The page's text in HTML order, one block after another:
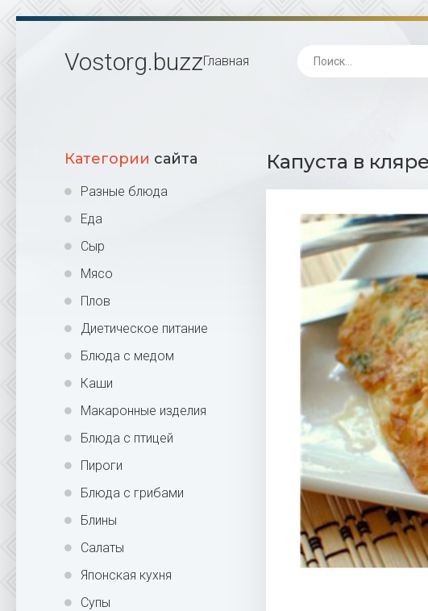
Vostorg.buzzГлавная
Категории сайта
Разные блюда
Еда
Сыр
Мясо
Плов
Диетическое питание
Блюда с медом
Каши
Макаронные изделия
Блюда с птицей
Пироги
Блюда с грибами
Блины
Салаты
Японская кухня
Супы
Капуста в